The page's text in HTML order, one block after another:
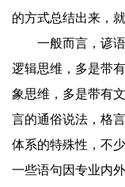
的方式总结出来，
一般而言，谚
逻辑思维，多是带
象思维，多是带有
言的通俗说法，格
体系的特殊性，不
一些语句因专业内